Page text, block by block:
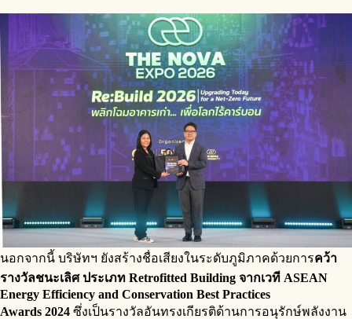
นอกจากนี้ บริษัทฯ ยังสร้างชื่อเสียงในระดับภูมิภาคด้วยการคว้า
รางวัลชนะเลิศ ประเภท Retrofitted Building จากเวที ASEAN
Energy Efficiency and Conservation Best Practices
Awards 2024 ซึ่งเป็นรางวัลอันทรงเกียรติด้านการอนุรักษ์พลังงาน